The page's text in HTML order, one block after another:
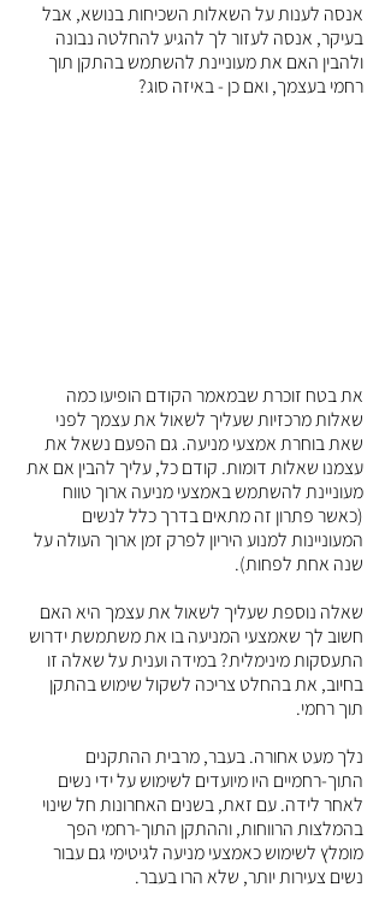
אנסה לענות על השאלות השכיחות בנושא, אבל
בעיקר, אנסה לעזור לך להגיע להחלטה נבונה
ולהבין האם את מעוניינת להשתמש בהתקן תוך
רחמי בעצמך, ואם כן - באיזה סוג?
את בטח זוכרת שבמאמר הקודם הופיעו כמה
שאלות מרכזיות שעליך לשאול את עצמך לפני
שאת בוחרת אמצעי מניעה. גם הפעם נשאל את
עצמנו שאלות דומות. קודם כל, עליך להבין אם את
מעוניינת להשתמש באמצעי מניעה ארוך טווח
(כאשר פתרון זה מתאים בדרך כלל לנשים
המעוניינות למנוע היריון לפרק זמן ארוך העולה על
שנה אחת לפחות).
שאלה נוספת שעליך לשאול את עצמך היא האם
חשוב לך שאמצעי המניעה בו את משתמשת ידרוש
התעסקות מינימלית? במידה וענית על שאלה זו
בחיוב, את בהחלט צריכה לשקול שימוש בהתקן
תוך רחמי.
נלך מעט אחורה. בעבר, מרבית ההתקנים
התוך-רחמיים היו מיועדים לשימוש על ידי נשים
לאחר לידה. עם זאת, בשנים האחרונות חל שינוי
בהמלצות הרווחות, וההתקן התוך-רחמי הפך
מומלץ לשימוש כאמצעי מניעה לגיטימי גם עבור
נשים צעירות יותר, שלא הרו בעבר.